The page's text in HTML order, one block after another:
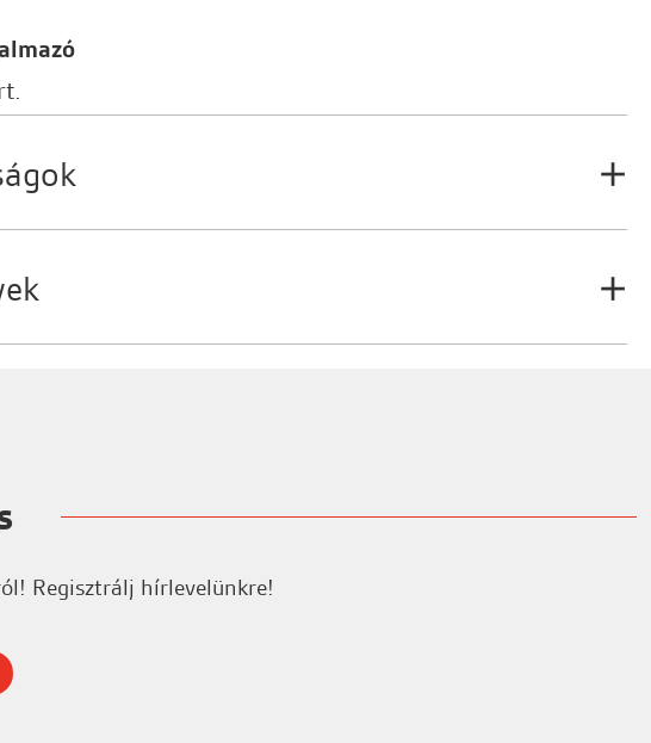
be az értékeléshez.
Regisztrálj hírlevelünkre!